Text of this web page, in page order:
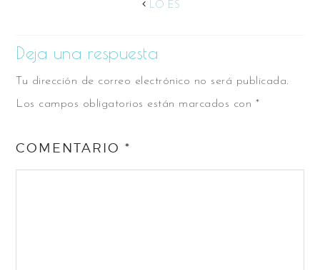
LO ES
Deja una respuesta
Tu dirección de correo electrónico no será publicada.
Los campos obligatorios están marcados con *
COMENTARIO*